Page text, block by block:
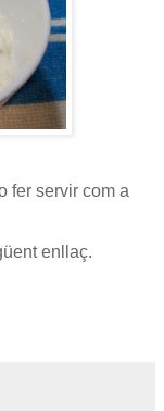
fer servir com a
enllaç.